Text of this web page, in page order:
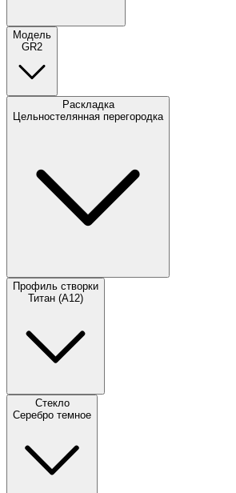
Модель
GR2
Раскладка
Цельностелянная перегородка
Профиль створки
Титан (А12)
Стекло
Серебро темное